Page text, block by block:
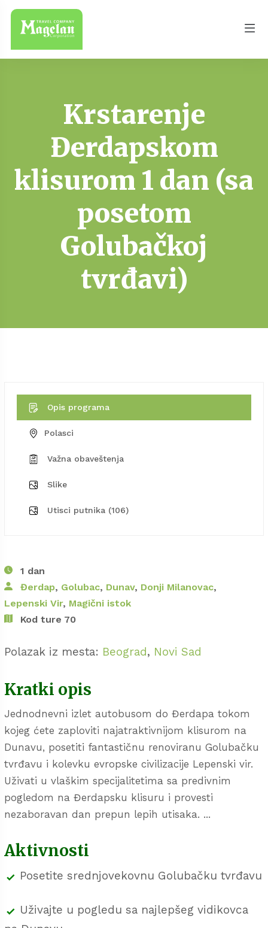
Krstarenje
Đerdapskom
klisurom 1 dan (sa
posetom
Golubačkoj
tvrđavi)
Opis programa
Polasci
Važna obaveštenja
Slike
Utisci putnika (106)
1 dan
Đerdap, Golubac, Dunav, Donji Milanovac,
Lepenski Vir, Magični istok
Kod ture 70
Polazak iz mesta: Beograd, Novi Sad
Kratki opis
Jednodnevni izlet autobusom do Đerdapa tokom
kojeg ćete zaploviti najatraktivnijom klisurom na
Dunavu, posetiti fantastičnu renoviranu Golubačku
tvrđavu i kolevku evropske civilizacije Lepenski vir.
Uživati u vlaškim specijalitetima sa predivnim
pogledom na Đerdapsku klisuru i provesti
nezaboravan dan prepun lepih utisaka. ...
Aktivnosti
Posetite srednjovekovnu Golubačku tvrđavu
Uživajte u pogledu sa najlepšeg vidikovca